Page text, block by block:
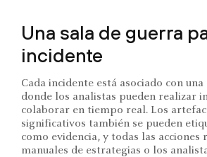
Una sala de guerra
incidente
Cada incidente está asociado con
donde los analistas pueden realizar
colaborar en tiempo real. Los
significativos también se pueden
como evidencia, y todas las acciones
manuales de estrategias o los